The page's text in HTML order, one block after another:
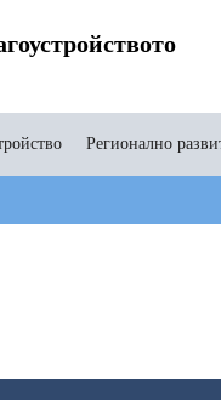
Регионално